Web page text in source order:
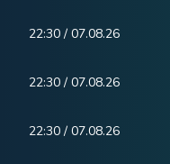
22:30 / 07.08.26
22:30 / 07.08.26
22:30 / 07.08.26